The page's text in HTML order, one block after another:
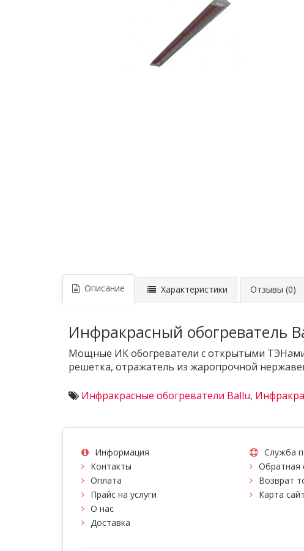
Описание Характеристики Отзывы (0)
Инфракрасный обогреватель
Мощные ИК обогреватели с открытыми
решетка, отражатель из жаропрочной
Инфракрасные обогреватели Ballu,
Информация
Контакты
Оплата
Прайс на услуги
О нас
Доставка
Служба
Обратная
Возврат
Карта